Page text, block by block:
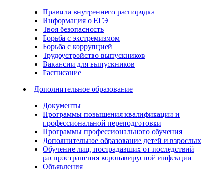
Правила внутреннего распорядка
Информация о ЕГЭ
Твоя безопасность
Борьба с экстремизмом
Борьба с коррупцией
Трудоустройство выпускников
Вакансии для выпускников
Расписание
Дополнительное образование
Документы
Программы повышения квалификации и
профессиональной переподготовки
Программы профессионального обучения
Дополнительное образование детей и взрослых
Обучение лиц, пострадавших от последствий
распространения коронавирусной инфекции
Объявления